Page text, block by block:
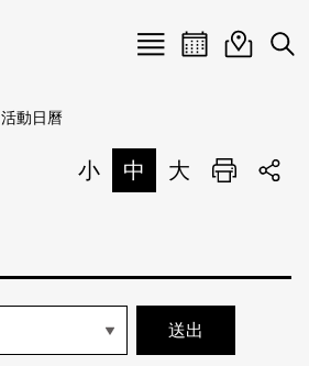
Menu
活動日曆活動地圖
展
活動日曆
小 中 大 列印